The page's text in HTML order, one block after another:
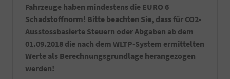
Fahrzeuge haben mindestens die EURO 6
Schadstoffnorm! Bitte beachten Sie, dass für CO2-
Ausstossbasierte Steuern oder Abgaben ab dem
01.09.2018 die nach dem WLTP-System ermittelten
Werte als Berechnungsgrundlage herangezogen
werden!